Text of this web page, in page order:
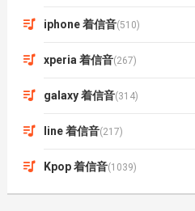
iphone 着信音(510)
xperia 着信音(267)
galaxy 着信音(314)
line 着信音(217)
Kpop 着信音(1039)